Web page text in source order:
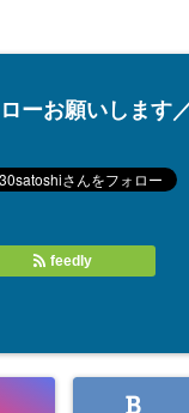
ーお願いします
feedly